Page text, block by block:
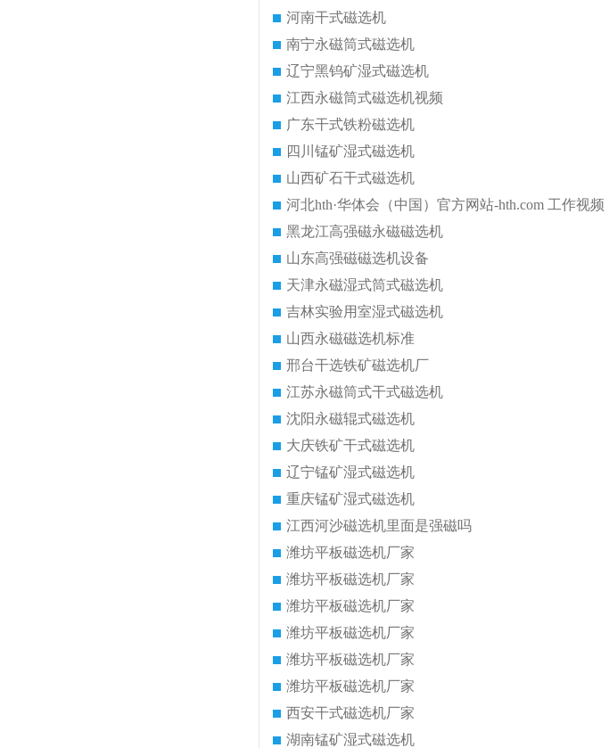
河南干式磁选机
南宁永磁筒式磁选机
辽宁黑钨矿湿式磁选机
江西永磁筒式磁选机视频
广东干式铁粉磁选机
四川锰矿湿式磁选机
山西矿石干式磁选机
河北hth·华体会（中国）官方网站-hth.com 工作视频
黑龙江高强磁永磁磁选机
山东高强磁磁选机设备
天津永磁湿式筒式磁选机
吉林实验用室湿式磁选机
山西永磁磁选机标准
邢台干选铁矿磁选机厂
江苏永磁筒式干式磁选机
沈阳永磁辊式磁选机
大庆铁矿干式磁选机
辽宁锰矿湿式磁选机
重庆锰矿湿式磁选机
江西河沙磁选机里面是强磁吗
潍坊平板磁选机厂家
潍坊平板磁选机厂家
潍坊平板磁选机厂家
潍坊平板磁选机厂家
潍坊平板磁选机厂家
潍坊平板磁选机厂家
西安干式磁选机厂家
湖南锰矿湿式磁选机